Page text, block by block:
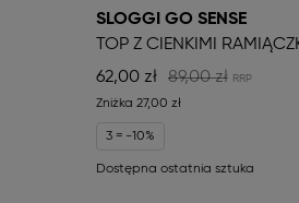
SLOGGI GO SENSE
TOP Z CIENKIMI
62,00 zł
89,00 zł
Zniżka 27,00 zł
3 = -10%
Dostępna ostatnia sztuka